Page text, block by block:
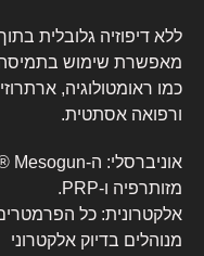
ללא דיפוזיה גלובלית
מאפשרת שימוש בתמיסה
כמו ראומטולוגיה,
ורפואה אסתטית.
מזותרפיה ו-PRP.
אלקטרונית: כל
מנוהלים בדיוק אלקטרוני